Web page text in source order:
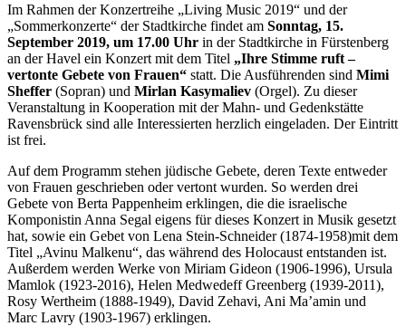
Im Rahmen der Konzertreihe „Living Music 2019“ und der
„Sommerkonzerte“ der Stadtkirche findet am Sonntag, 15.
September 2019, um 17.00 Uhr in der Stadtkirche in Fürstenberg
an der Havel ein Konzert mit dem Titel „Ihre Stimme ruft –
vertonte Gebete von Frauen“ statt. Die Ausführenden sind Mimi
Sheffer (Sopran) und Mirlan Kasymaliev (Orgel). Zu dieser
Veranstaltung in Kooperation mit der Mahn- und Gedenkstätte
Ravensbrück sind alle Interessierten herzlich eingeladen. Der Eintritt
ist frei.
Auf dem Programm stehen jüdische Gebete, deren Texte entweder
von Frauen geschrieben oder vertont wurden. So werden drei
Gebete von Berta Pappenheim erklingen, die die israelische
Komponistin Anna Segal eigens für dieses Konzert in Musik gesetzt
hat, sowie ein Gebet von Lena Stein-Schneider (1874-1958)mit dem
Titel „Avinu Malkenu“, das während des Holocaust entstanden ist.
Außerdem werden Werke von Miriam Gideon (1906-1996), Ursula
Mamlok (1923-2016), Helen Medwedeff Greenberg (1939-2011),
Rosy Wertheim (1888-1949), David Zehavi, Ani Ma’amin und
Marc Lavry (1903-1967) erklingen.